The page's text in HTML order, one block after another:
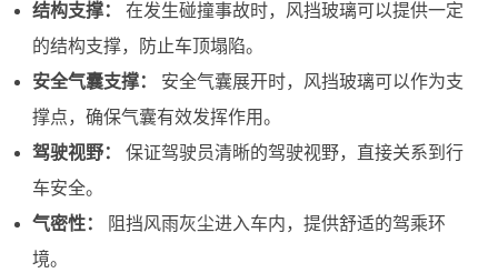
结构支撑：
在发生碰撞事故时，风挡玻璃可以提供一定
的结构支撑，防止车顶塌陷。
安全气囊支撑：
安全气囊展开时，风挡玻璃可以作为支
撑点，确保气囊有效发挥作用。
驾驶视野：
保证驾驶员清晰的驾驶视野，直接关系到行
车安全。
气密性：
阻挡风雨灰尘进入车内，提供舒适的驾乘环
境。